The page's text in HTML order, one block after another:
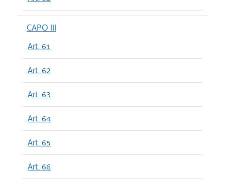
CAPO III
Art. 61
Art. 62
Art. 63
Art. 64
Art. 65
Art. 66